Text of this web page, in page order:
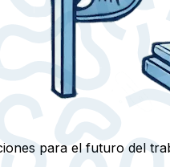
para el futuro del